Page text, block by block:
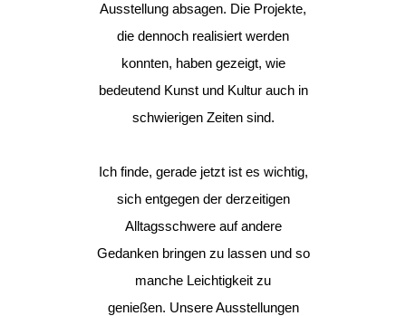
Ausstellung absagen. Die Projekte,
die dennoch realisiert werden
konnten, haben gezeigt, wie
bedeutend Kunst und Kultur auch in
schwierigen Zeiten sind.
Ich finde, gerade jetzt ist es wichtig,
sich entgegen der derzeitigen
Alltagsschwere auf andere
Gedanken bringen zu lassen und so
manche Leichtigkeit zu
genießen. Unsere Ausstellungen